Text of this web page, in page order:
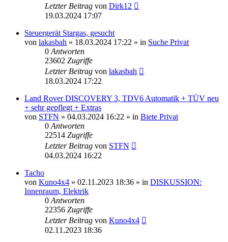
Letzter Beitrag von Dirk12
19.03.2024 17:07
Steuergerät Stargas, gesucht
von lakasbah » 18.03.2024 17:22 » in Suche Privat
0 Antworten
23602 Zugriffe
Letzter Beitrag von lakasbah
18.03.2024 17:22
Land Rover DISCOVERY 3, TDV6 Automatik + TÜV neu
+ sehr gepflegt + Extras
von STFN » 04.03.2024 16:22 » in Biete Privat
0 Antworten
22514 Zugriffe
Letzter Beitrag von STFN
04.03.2024 16:22
Tacho
von Kuno4x4 » 02.11.2023 18:36 » in DISKUSSION:
Innenraum, Elektrik
0 Antworten
22356 Zugriffe
Letzter Beitrag von Kuno4x4
02.11.2023 18:36